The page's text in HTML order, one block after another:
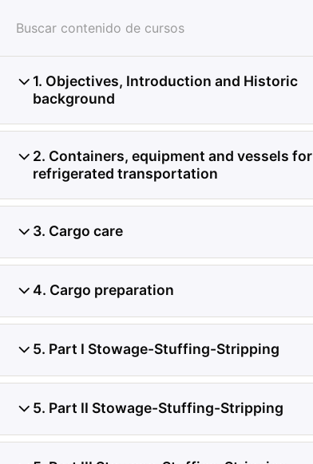
HOME
1. Objectives, Introduction and Historic
background
2. Containers, equipment and vessels for
refrigerated transportation
3. Cargo care
4. Cargo preparation
5. Part I Stowage-Stuffing-Stripping
5. Part II Stowage-Stuffing-Stripping